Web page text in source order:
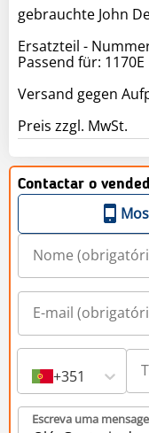
gebrauchte John
Ersatzteil -
Passend für: 1170E
Versand gegen
Preis zzgl. MwSt.
Contactar o
+351
Escreva uma